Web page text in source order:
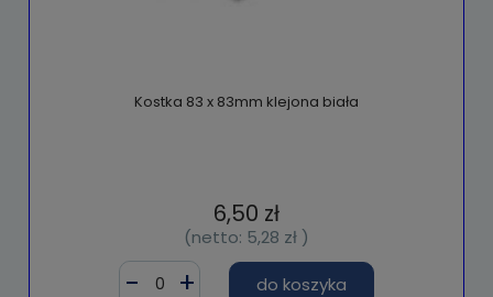
Kostka 83 x 83mm klejona biała
6,50 zł
(netto: 5,28 zł )
do koszyka